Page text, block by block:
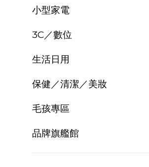
小型家電
3C／數位
生活日用
保健／清潔／美妝
毛孩專區
品牌旗艦館